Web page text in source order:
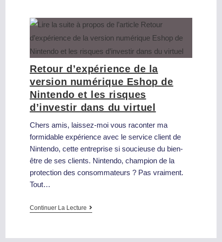
Retour d’expérience de la
version numérique Eshop de
Nintendo et les risques
d’investir dans du virtuel
Chers amis, laissez-moi vous raconter ma
formidable expérience avec le service client de
Nintendo, cette entreprise si soucieuse du bien-
être de ses clients. Nintendo, champion de la
protection des consommateurs ? Pas vraiment.
Tout…
Continuer La Lecture